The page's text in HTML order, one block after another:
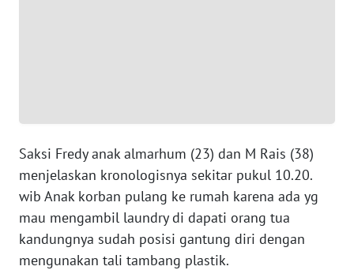
Saksi Fredy anak almarhum (23) dan M Rais (38)
menjelaskan kronologisnya sekitar pukul 10.20.
wib Anak korban pulang ke rumah karena ada yg
mau mengambil laundry di dapati orang tua
kandungnya sudah posisi gantung diri dengan
mengunakan tali tambang plastik.
WN
JAMBI
WN
SULTRA